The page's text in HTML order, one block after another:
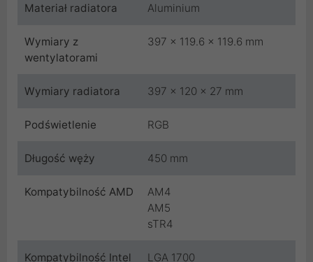
Materiał radiatora Aluminium
Wymiary z
wentylatorami
397 x 119.6 x 119.6 mm
Wymiary radiatora 397 x 120 x 27 mm
Podświetlenie RGB
Długość węży 450 mm
Kompatybilność AMD
AM4
AM5
sTR4
Kompatybilność Intel LGA 1700